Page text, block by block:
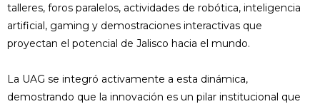
talleres, foros paralelos, actividades de robótica, inteligencia
artificial, gaming y demostraciones interactivas que
proyectan el potencial de Jalisco hacia el mundo.
La UAG se integró activamente a esta dinámica,
demostrando que la innovación es un pilar institucional que